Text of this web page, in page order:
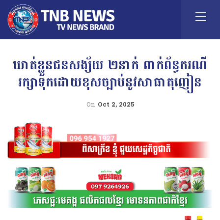
ឃាត់ខ្លួនជនសង្ស័យ ២នាក់ ពាក់ព័ន្ធករណី
រក្សាទុកដោយខុសច្បាប់នូវសាធាតុញៀន
On Oct 2, 2025